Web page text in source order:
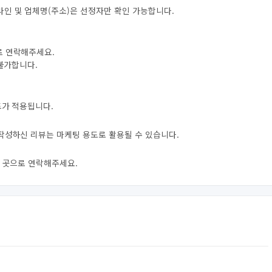
및 업체명(주소)은 선정자만 확인 가능합니다.
연락해주세요.
가합니다.
적용됩니다.
하신 리뷰는 마케팅 용도로 활용될 수 있습니다.
으로 연락해주세요.